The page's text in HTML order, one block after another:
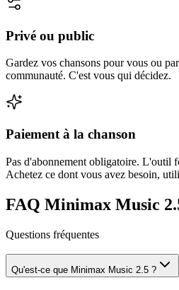
Privé ou public
Gardez vos chansons pour vous ou
communauté. C'est vous qui décidez.
Paiement à la chanson
Pas d'abonnement obligatoire. L'outil
Achetez ce dont vous avez besoin,
FAQ Minimax Music
Questions fréquentes
Qu'est-ce que Minimax Music 2.5 ?